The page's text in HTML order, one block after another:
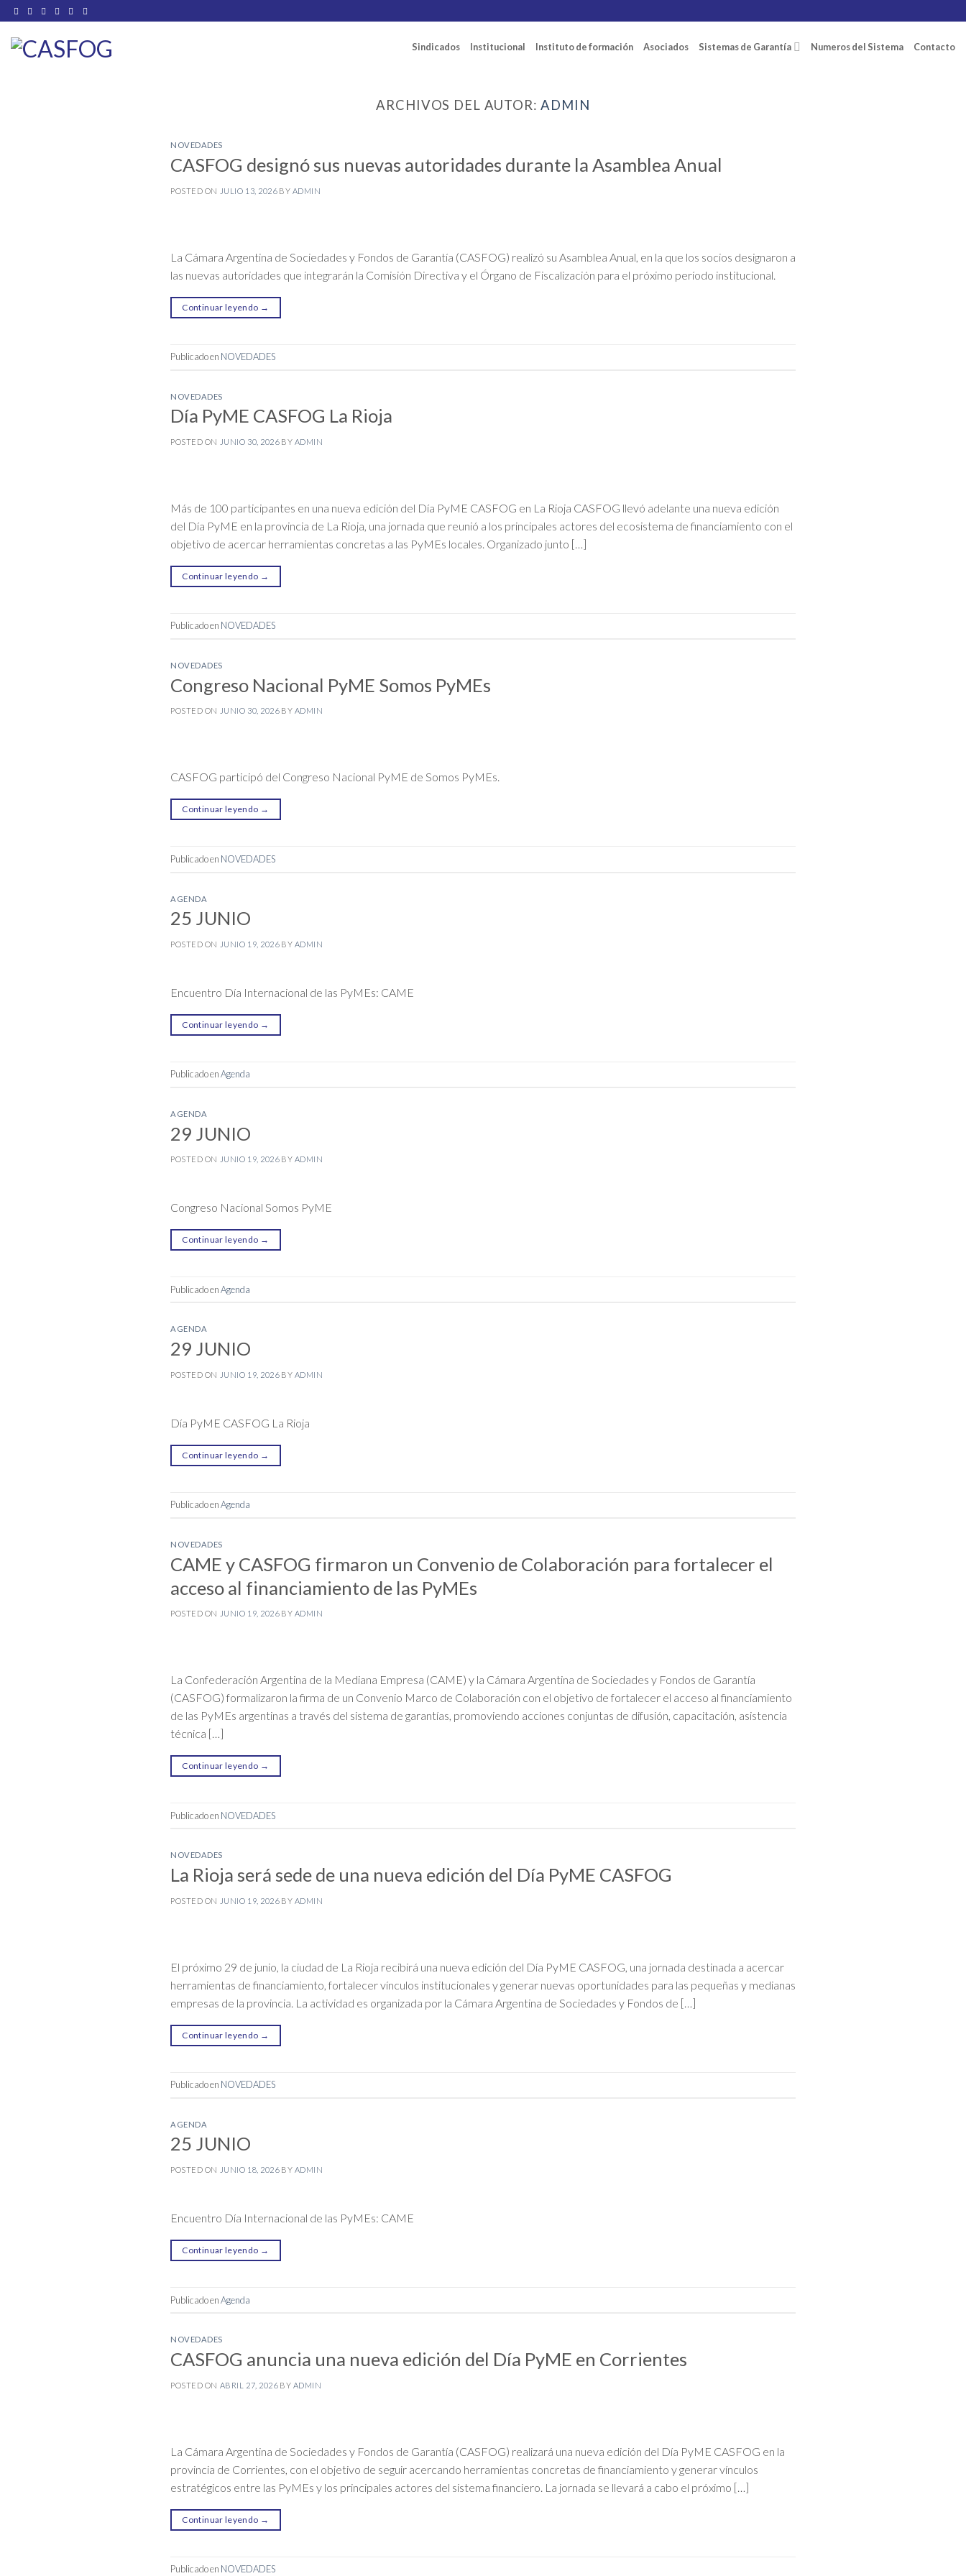
Saltar
al
contenido
Sindicados Institucional Instituto de formación Asociados Sistemas de Garantía Numeros del Sistema Contacto
ARCHIVOS DEL AUTOR:ADMIN
NOVEDADES
CASFOG designó sus nuevas autoridades durante la Asamblea Anual
POSTED ON JULIO 13, 2026 BY ADMIN
La Cámara Argentina de Sociedades y Fondos de Garantía (CASFOG) realizó su Asamblea Anual, en la que los socios designaron a
las nuevas autoridades que integrarán la Comisión Directiva y el Órgano de Fiscalización para el próximo período institucional.
Continuar leyendo →
Publicado en NOVEDADES
NOVEDADES
Día PyME CASFOG La Rioja
POSTED ON JUNIO 30, 2026 BY ADMIN
Más de 100 participantes en una nueva edición del Día PyME CASFOG en La Rioja CASFOG llevó adelante una nueva edición
del Día PyME en la provincia de La Rioja, una jornada que reunió a los principales actores del ecosistema de financiamiento con el
objetivo de acercar herramientas concretas a las PyMEs locales. Organizado junto […]
Continuar leyendo →
Publicado en NOVEDADES
NOVEDADES
Congreso Nacional PyME Somos PyMEs
POSTED ON JUNIO 30, 2026 BY ADMIN
CASFOG participó del Congreso Nacional PyME de Somos PyMEs.
Continuar leyendo →
Publicado en NOVEDADES
AGENDA
25 JUNIO
POSTED ON JUNIO 19, 2026 BY ADMIN
Encuentro Día Internacional de las PyMEs: CAME
Continuar leyendo →
Publicado enAgenda
AGENDA
29 JUNIO
POSTED ON JUNIO 19, 2026 BY ADMIN
Congreso Nacional Somos PyME
Continuar leyendo →
Publicado enAgenda
AGENDA
29 JUNIO
POSTED ON JUNIO 19, 2026 BY ADMIN
Día PyME CASFOG La Rioja
Continuar leyendo →
Publicado enAgenda
NOVEDADES
CAME y CASFOG firmaron un Convenio de Colaboración para fortalecer el
acceso al financiamiento de las PyMEs
POSTED ON JUNIO 19, 2026 BY ADMIN
La Confederación Argentina de la Mediana Empresa (CAME) y la Cámara Argentina de Sociedades y Fondos de Garantía
(CASFOG) formalizaron la firma de un Convenio Marco de Colaboración con el objetivo de fortalecer el acceso al financiamiento
de las PyMEs argentinas a través del sistema de garantías, promoviendo acciones conjuntas de difusión, capacitación, asistencia
técnica […]
Continuar leyendo →
Publicado en NOVEDADES
NOVEDADES
La Rioja será sede de una nueva edición del Día PyME CASFOG
POSTED ON JUNIO 19, 2026 BY ADMIN
El próximo 29 de junio, la ciudad de La Rioja recibirá una nueva edición del Día PyME CASFOG, una jornada destinada a acercar
herramientas de financiamiento, fortalecer vínculos institucionales y generar nuevas oportunidades para las pequeñas y medianas
empresas de la provincia. La actividad es organizada por la Cámara Argentina de Sociedades y Fondos de […]
Continuar leyendo →
Publicado en NOVEDADES
AGENDA
25 JUNIO
POSTED ON JUNIO 18, 2026 BY ADMIN
Encuentro Día Internacional de las PyMEs: CAME
Continuar leyendo →
Publicado enAgenda
NOVEDADES
CASFOG anuncia una nueva edición del Día PyME en Corrientes
POSTED ON ABRIL 27, 2026 BY ADMIN
La Cámara Argentina de Sociedades y Fondos de Garantía (CASFOG) realizará una nueva edición del Día PyME CASFOG en la
provincia de Corrientes, con el objetivo de seguir acercando herramientas concretas de financiamiento y generar vínculos
estratégicos entre las PyMEs y los principales actores del sistema financiero. La jornada se llevará a cabo el próximo […]
Continuar leyendo →
Publicado en NOVEDADES